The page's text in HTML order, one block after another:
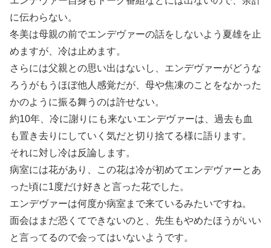
に伝わらない。
冬美は母親の前でエンデヴァーの話をしないよう夏雄を止
めますが、冷は止めます。
さらには父親との思い出はないし、エンデヴァーがどうな
ろうがもうほぼ他人感覚だが、母や焦凍のことをなかった
かのように振る舞うのは許せない。
約10年、冷に謝りにも来ないエンデヴァーは、過去も血
も置き去りにしていく気だと切り捨てる様に語ります。
それに対し冷は反論します。
病室には花があり、この花は冷が初めてエンデヴァーとあ
った頃に1度だけ好きと言った花でした。
エンデヴァーは何度か病室まで来ているみたいですね。
面会はまだ恐くてできないのと、先生もやめたほうがいい
と言ってるので会ってはいないようです。